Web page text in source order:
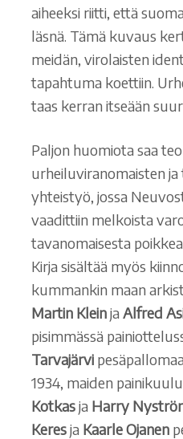
aiheeksi riitti, että
läsnä. Tämä kuvaus
meidän, virolaisten
tapahtuma koettiin.
taas kerran itseään
Paljon huomiota saa
urheiluviranomaisten
yhteistyö, jossa
vaadittiin melkoista
tavanomaisesta
Kirja sisältää myös
kummankin maan
Martin KleinjaAlfred
pisimmässä
Tarvajärvi
1934, maiden
Kotkasja Harry
Keresja Kaarle Ojanen